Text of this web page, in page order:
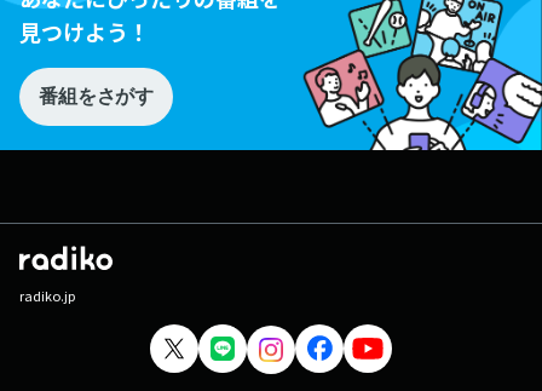
見つけよう！
番組をさがす
radiko.jp